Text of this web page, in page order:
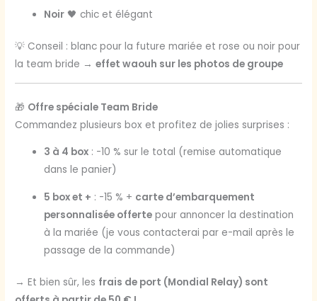
Noir 🖤 chic et élégant
💡 Conseil : blanc pour la future mariée et rose ou noir pour
la team bride →effet waouh sur les photos de groupe
🎁 Offre spéciale Team Bride
Commandez plusieurs box et profitez de jolies surprises :
3 à 4 box : -10 % sur le total (remise automatique
dans le panier)
5 box et + : -15 % + carte d’embarquement
personnalisée offerte pour annoncer la destination
à la mariée (je vous contacterai par e-mail après le
passage de la commande)
→ Et bien sûr, les frais de port (Mondial Relay) sont